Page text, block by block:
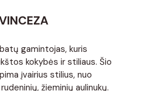
gamintojas, kuris
kokybės ir stiliaus. Šio
įvairius stilius, nuo
žieminių aulinukų.